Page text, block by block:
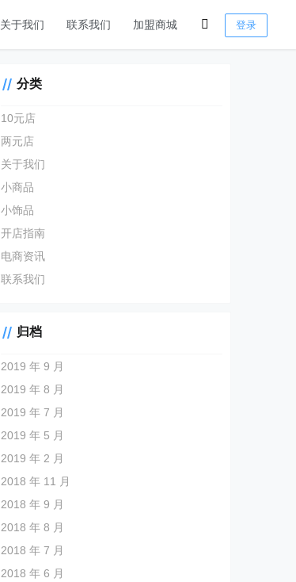
关于我们 联系我们 加盟商城 登录
分类
10元店
两元店
关于我们
小商品
小饰品
开店指南
电商资讯
联系我们
归档
2019 年 9 月
2019 年 8 月
2019 年 7 月
2019 年 5 月
2019 年 2 月
2018 年 11 月
2018 年 9 月
2018 年 8 月
2018 年 7 月
2018 年 6 月